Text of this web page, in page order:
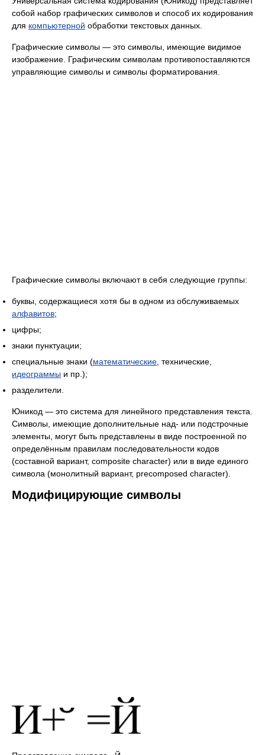
собой набор графических символов и способ их кодирования
для компьютерной обработки текстовых данных.
Графические символы — это символы, имеющие видимое
изображение. Графическим символам противопоставляются
управляющие символы и символы форматирования.
Графические символы включают в себя следующие группы:
буквы, содержащиеся хотя бы в одном из обслуживаемых
алфавитов;
цифры;
знаки пунктуации;
специальные знаки (математические , технические,
идеограммы и пр.);
разделители.
Юникод — это система для линейного представления текста.
Символы, имеющие дополнительные над- или подстрочные
элементы, могут быть представлены в виде построенной по
определённым правилам последовательности кодов
(составной вариант, composite character) или в виде единого
символа (монолитный вариант, precomposed character).
Модифицирующие символы